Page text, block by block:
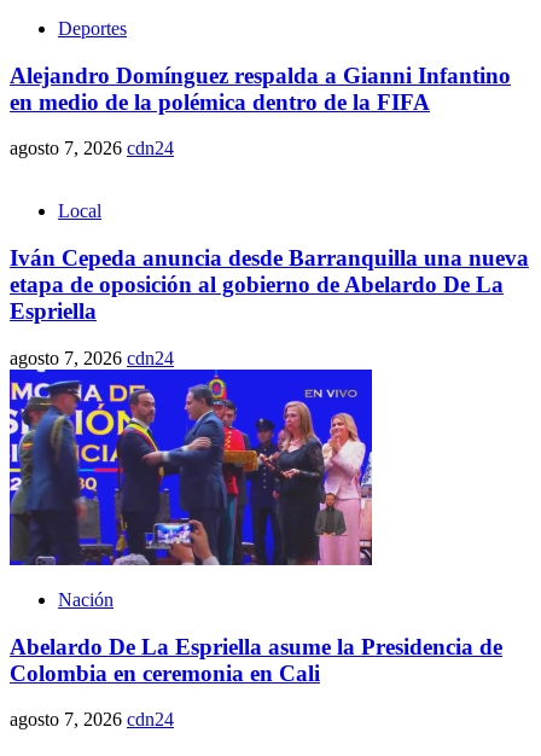
Deportes
Alejandro Domínguez respalda a Gianni Infantino
en medio de la polémica dentro de la FIFA
agosto 7, 2026 cdn24
Local
Iván Cepeda anuncia desde Barranquilla una nueva
etapa de oposición al gobierno de Abelardo De La
Espriella
agosto 7, 2026 cdn24
Nación
Abelardo De La Espriella asume la Presidencia de
Colombia en ceremonia en Cali
agosto 7, 2026 cdn24